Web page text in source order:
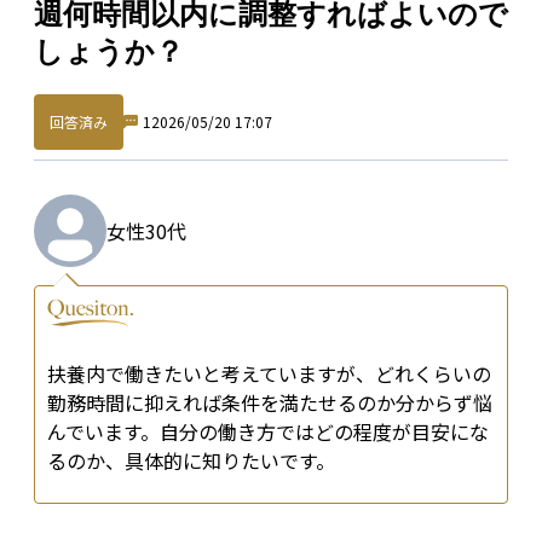
週何時間以内に調整すればよいので
しょうか？
回答済み 1 2026/05/20 17:07
女性30代
扶養内で働きたいと考えていますが、どれくらいの
勤務時間に抑えれば条件を満たせるのか分からず悩
んでいます。自分の働き方ではどの程度が目安にな
るのか、具体的に知りたいです。